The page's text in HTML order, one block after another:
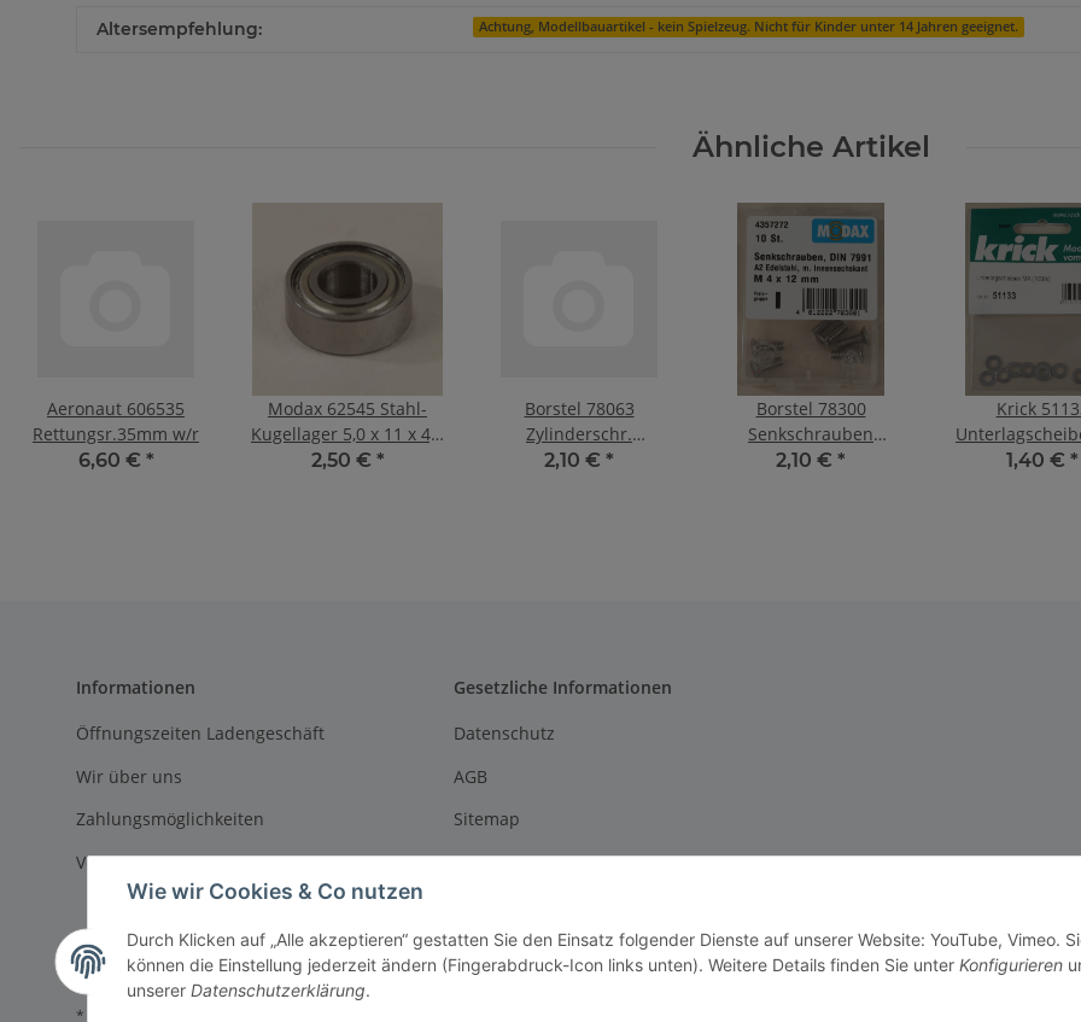
Altersempfehlung: Achtung, Modellbauartikel - kein Spielzeug. Nicht für Kinder unter 14 Jahren geeignet.
Ähnliche Artikel
Aeronaut 606535
Rettungsr.35mm w/r
6,60 € *
Modax 62545 Stahl-
Kugellager 5,0 x 11 x 4,0
mm für Tamiya
2,50 € *
Borstel 78063
Zylinderschr.
Innensechskant
2,10 € *
Borstel 78300
Senkschrauben
M4x12mm A2 Edel
2,10 € *
Krick
(10Stk)
1,40 € *
Informationen
Öffnungszeiten Ladengeschäft
Wir über uns
Zahlungsmöglichkeiten
Versandinformationen
Gesetzliche Informationen
Datenschutz
AGB
Sitemap
Impressum
Widerrufsrecht
* Alle Preise inkl. gesetzlicher USt., zzgl.
Wie wir Cookies & Co nutzen
Durch Klicken auf „Alle akzeptieren“ gestatten Sie den Einsatz folgender Dienste auf unserer Website: YouTube, Vimeo.
können die Einstellung jederzeit ändern (Fingerabdruck-Icon links unten). Weitere Details finden Sie unter Konfigurieren
unserer Datenschutzerklärung.